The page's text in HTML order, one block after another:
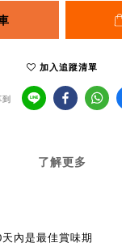
加入追蹤清單
到
了解更多
內是最佳賞味期